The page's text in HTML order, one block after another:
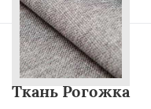
Ткань Рогожка